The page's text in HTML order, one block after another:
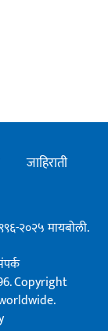
जाहिराती
२०२५ मायबोली.
Copyright